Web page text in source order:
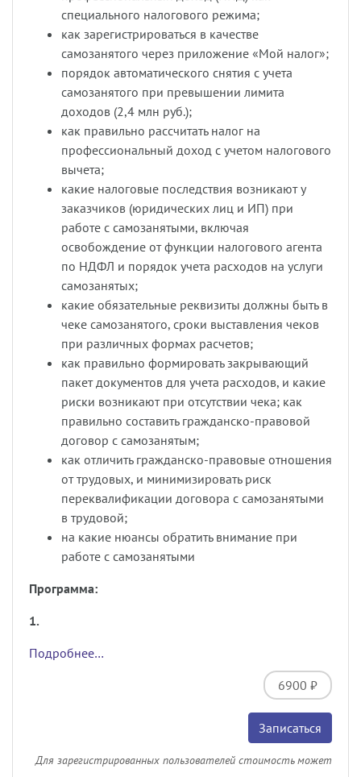
специального налогового режима;
как зарегистрироваться в качестве
самозанятого через приложение «Мой налог»;
порядок автоматического снятия с учета
самозанятого при превышении лимита
доходов (2,4 млн руб.);
как правильно рассчитать налог на
профессиональный доход с учетом налогового
вычета;
какие налоговые последствия возникают у
заказчиков (юридических лиц и ИП) при
работе с самозанятыми, включая
освобождение от функции налогового агента
по НДФЛ и порядок учета расходов на услуги
самозанятых;
какие обязательные реквизиты должны быть в
чеке самозанятого, сроки выставления чеков
при различных формах расчетов;
как правильно формировать закрывающий
пакет документов для учета расходов, и какие
риски возникают при отсутствии чека; как
правильно составить гражданско-правовой
договор с самозанятым;
как отличить гражданско-правовые отношения
от трудовых, и минимизировать риск
переквалификации договора с самозанятыми
в трудовой;
на какие нюансы обратить внимание при
работе с самозанятыми
Программа:
1.
Подробнее…
6900 ₽
Записаться
Для зарегистрированных пользователей стоимость может